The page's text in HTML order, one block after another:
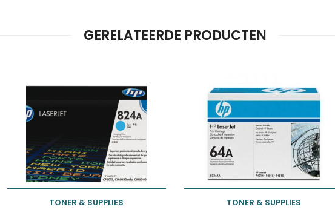
GERELATEERDE PRODUCTEN
TONER & SUPPLIES TONER & SUPPLIES